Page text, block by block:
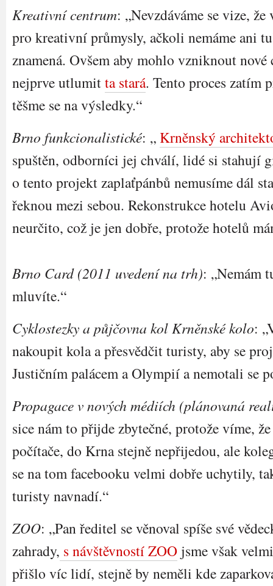
Kreativní centrum: „Nevzdáváme se vize,
pro kreativní průmysly, ačkoli nemáme ani
znamená. Ovšem aby mohlo vzniknout nové
nejprve utlumitta stará. Tento proces zatím
těšme se na výsledky.“
Brno funkcionalistické: „Krněnský
spuštěn, odborníci jej chválí, lidé si stahují
o tento projekt zaplaťpánbů nemusíme dál
řeknou mezi sebou. Rekonstrukce hotelu
neurčito, což je jen dobře, protože hotelů
Brno Card (2011 uvedení na trh): „Nemám
mluvíte.“
Cyklostezky a půjčovna kol Krněnské kolo:
nakoupit kola a přesvědčit turisty, aby se
Justičním palácem a Olympií a nemotali se
Propagace v nových médiích (plánovaná
sice nám to přijde zbytečné, protože víme,
počítače, do Krna stejně nepřijedou, ale
se na tom facebooku velmi dobře uchytily,
turisty navnadí.“
ZOO: „Pan ředitel se věnoval spíše své
zahrady, s návštěvností ZOO jsme však
přišlo víc lidí, stejně by neměli kde